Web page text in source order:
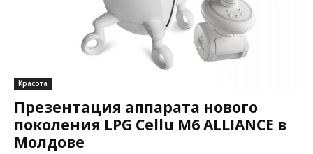
Красота
Презентация аппарата нового
поколения LPG Cellu M6 ALLIANCE в
Молдове